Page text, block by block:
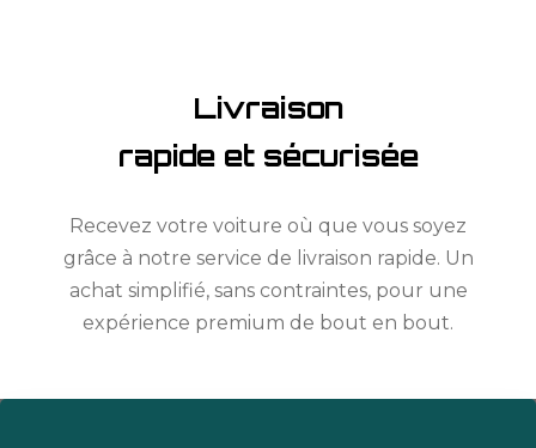
Livraison
rapide et sécurisée
Recevez votre voiture où que vous soyez
grâce à notre service de livraison rapide. Un
achat simplifié, sans contraintes, pour une
expérience premium de bout en bout.